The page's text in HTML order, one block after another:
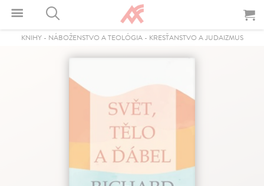
KNIHY- NÁBOŽENSTVO A TEOLÓGIA- KRESŤANSTVO A JUDAIZMUS